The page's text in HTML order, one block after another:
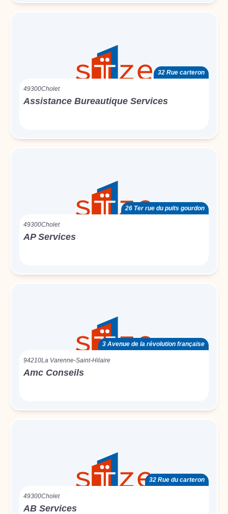
32 Rue carteron
49300Cholet
Assistance Bureautique Services
26 Ter rue du puits gourdon
49300Cholet
AP Services
3 Avenue de la révolution française
94210La Varenne-Saint-Hilaire
Amc Conseils
32 Rue du carteron
49300Cholet
AB Services